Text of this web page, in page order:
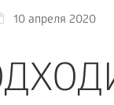
10 апреля 2020